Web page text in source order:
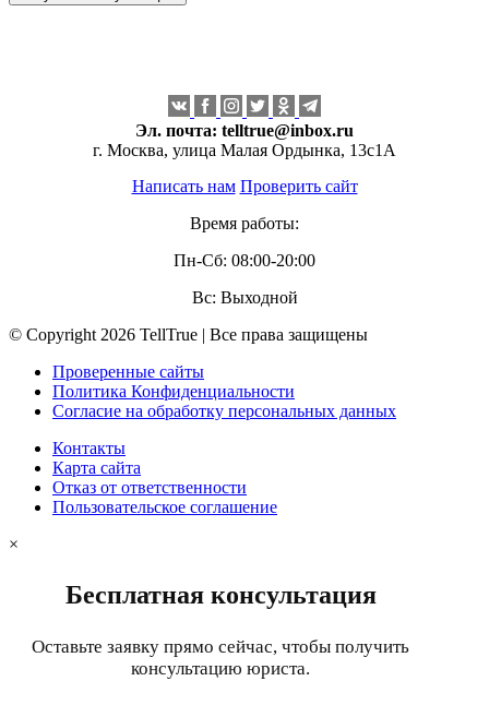
Эл. почта: telltrue@inbox.ru
г. Москва, улица Малая Ордынка, 13с1А
Написать нам Проверить сайт
Время работы:
Пн-Сб: 08:00-20:00
Вс: Выходной
© Copyright 2026 TellTrue | Все права защищены
Проверенные сайты
Политика Конфиденциальности
Согласие на обработку персональных данных
Контакты
Карта сайта
Отказ от ответственности
Пользовательское соглашение
×
Бесплатная консультация
Оставьте заявку прямо сейчас, чтобы получить
консультацию юриста.